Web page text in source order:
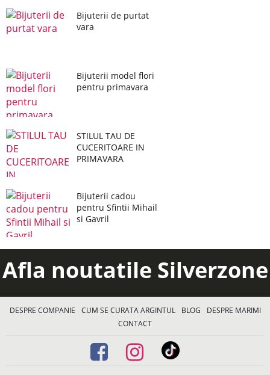
Bijuterii de purtat
vara
Bijuterii model flori
pentru primavara
STILUL TAU DE
CUCERITOARE IN
PRIMAVARA
Bijuterii cadou
pentru Sfintii Mihail
si Gavril
Afla noutatile Silverzone
DESPRE COMPANIE CUM SE CURATA ARGINTUL BLOG
DESPRE MARIMI
CONTACT